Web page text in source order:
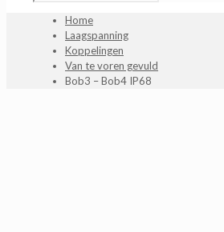
Home
Laagspanning
Koppelingen
Van te voren gevuld
Bob3 – Bob4 IP68